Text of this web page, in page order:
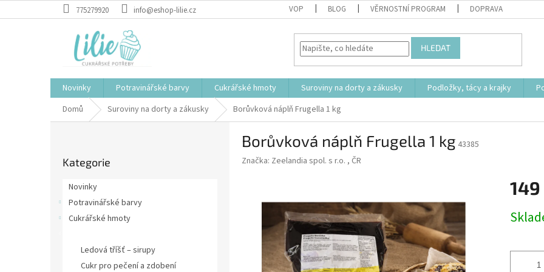
na
775279920 info@eshop-lilie.cz VOP BLOG VĚRNOSTNÍ PROGRAM DOPRAVA
HLEDAT
Novinky Potravinářské barvy Cukrářské hmoty Suroviny na dorty a zákusky Podložky, tácy a krajky
Domů
Suroviny na dorty a zákusky Borůvková náplň Frugella 1 kg
kategorie
Kategorie
Novinky
Potravinářské barvy
Cukrářské hmoty
Ledová tříšť – sirupy
Cukr pro pečení a zdobení
Borůvková náplň Frugella 1 kg 43385
Značka: Zeelandia spol. s r.o. , ČR
149
cena: